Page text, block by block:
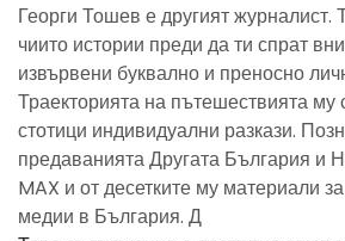
Георги Тошев е другият журналист.
чиито истории преди да ти спрат
извървени буквално и преносно
Траекторията на пътешествията
стотици индивидуални разкази.
предаванията Другата България и
MAX и от десетките му материали
медии в България. Д